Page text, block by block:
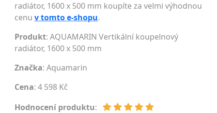
radiátor, 1600 x 500 mm koupíte za velmi výhodnou
cenu v tomto e-shopu.
Produkt: AQUAMARIN Vertikální koupelnový
radiátor, 1600 x 500 mm
Značka: Aquamarin
Cena: 4 598 Kč
Hodnocení produktu: